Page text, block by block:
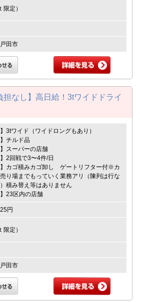
限定）
田市
担なし】高日給！3tワイドドライ
3tワイド（ワイドロングもあり）
チルド品
】スーパーの店舗
2回戦で3〜4件/日
カゴ積みカゴ卸し ゲートリフター付※カ
り場までもっていく業務アリ（陳列は行な
積み替え等はありません
】23区内の店舗
円
限定）
田市